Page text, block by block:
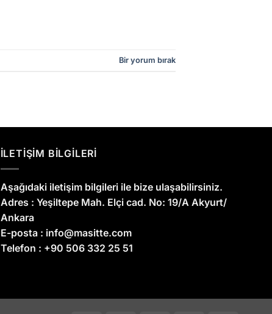
Bir yorum bırak
İLETİŞİM BİLGİLERİ
Aşağıdaki iletişim bilgileri ile bize ulaşabilirsiniz.
Adres : Yeşiltepe Mah. Elçi cad. No: 19/A Akyurt/
Ankara
E-posta : info@masitte.com
Telefon : +90 506 332 25 51